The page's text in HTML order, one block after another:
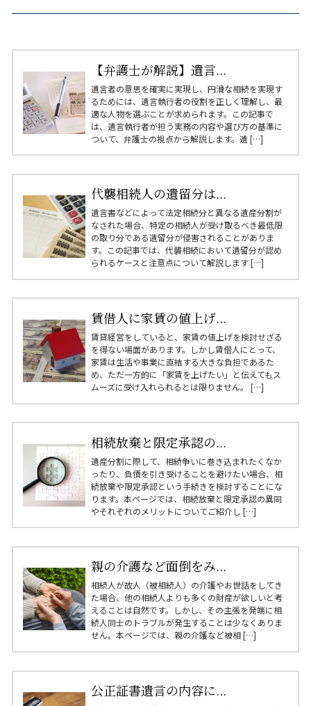
【弁護士が解説】遺言...
遺言者の意思を確実に実現し、円滑な相続を実現す
るためには、遺言執行者の役割を正しく理解し、最
適な人物を選ぶことが求められます。この記事で
は、遺言執行者が担う実務の内容や選び方の基準に
ついて、弁護士の視点から解説します。遺 […]
代襲相続人の遺留分は...
遺言書などによって法定相続分と異なる遺産分割が
なされた場合、特定の相続人が受け取るべき最低限
の取り分である遺留分が侵害されることがありま
す。この記事では、代襲相続において遺留分が認め
られるケースと注意点について解説します […]
賃借人に家賃の値上げ...
賃貸経営をしていると、家賃の値上げを検討せざる
を得ない場面があります。しかし賃借人にとって、
家賃は生活や事業に直結する大きな負担であるた
め、ただ一方的に「家賃を上げたい」と伝えてもス
ムーズに受け入れられるとは限りません。 […]
相続放棄と限定承認の...
遺産分割に際して、相続争いに巻き込まれたくなか
ったり、負債を引き受けることを避けたい場合、相
続放棄や限定承認という手続きを検討することにな
ります。本ページでは、相続放棄と限定承認の異同
やそれぞれのメリットについてご紹介し […]
親の介護など面倒をみ...
相続人が故人（被相続人）の介護やお世話をしてき
た場合、他の相続人よりも多くの財産が欲しいと考
えることは自然です。しかし、その主張を発端に相
続人同士のトラブルが発生することは少なくありま
せん。本ページでは、親の介護など被相 […]
公正証書遺言の内容に...